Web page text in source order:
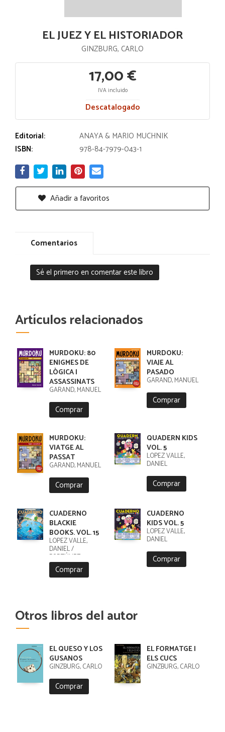
EL JUEZ Y EL HISTORIADOR
GINZBURG, CARLO
17,00 €
IVA incluido
Descatalogado
Editorial:
ANAYA & MARIO MUCHNIK
ISBN:
978-84-7979-043-1
Añadir a favoritos
Comentarios
Sé el primero en comentar este libro
Artículos relacionados
MURDOKU: 80
ENIGMES DE
LÒGICA I
ASSASSINATS
GARAND, MANUEL
Comprar
MURDOKU:
VIAJE AL
PASADO
GARAND, MANUEL
Comprar
MURDOKU:
VIATGE AL
PASSAT
GARAND, MANUEL
Comprar
QUADERN KIDS
VOL. 5
LÓPEZ VALLE,
DANIEL
Comprar
CUADERNO
BLACKIE
BOOKS. VOL. 15
LÓPEZ VALLE,
DANIEL /
FORTÚNEZ,
CRISTOBAL
Comprar
CUADERNO
KIDS VOL. 5
LÓPEZ VALLE,
DANIEL
Comprar
Otros libros del autor
EL QUESO Y LOS
GUSANOS
GINZBURG, CARLO
Comprar
EL FORMATGE I
ELS CUCS
GINZBURG, CARLO